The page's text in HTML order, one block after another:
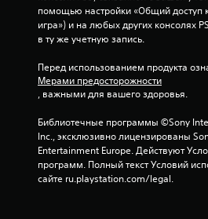
помощью настройки «Общий доступ
игра») и на любых других консолях
в ту же учетную запись.
Перед использованием продукта
Мерами предосторожности
, важными для вашего здоровья.
Библиотечные программы ©Sony
Inc., эксклюзивно лицензированы
Entertainment Europe. Действуют
программ. Полный текст Условий
сайте ru.playstation.com/legal.